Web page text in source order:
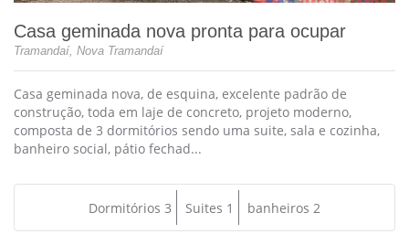
Casa geminada nova pronta para ocupar
Tramandaí, Nova Tramandaí
Casa geminada nova, de esquina, excelente padrão de
construção, toda em laje de concreto, projeto moderno,
composta de 3 dormitórios sendo uma suite, sala e cozinha,
banheiro social, pátio fechad...
Dormitórios 3 Suites 1 banheiros 2